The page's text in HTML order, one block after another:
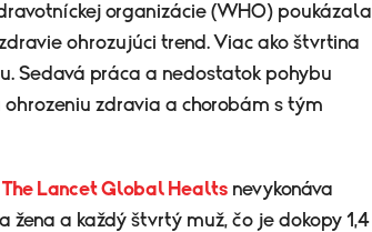
organizácie (WHO) poukázala
ohrozujúci trend. Viac ako štvrtina
Sedavá práca a nedostatok pohybu
zdravia a chorobám s tým
The Lancet Global Healts nevykonáva
a každý štvrtý muž, čo je dokopy 1,4